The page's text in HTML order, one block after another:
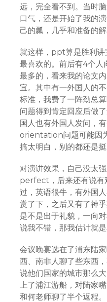
远，完全看不到。当时
口气，还是开始了我的
己的瓢，几乎和准备的解
就这样，ppt算是胜利讲
最喜欢的。前后有4个人
最多的，看来我的论文
宜。其中有一外国人的
标准，我费了一阵劲总
问题得到肯定回应后做
国人也有外国人发问，
orientation问题可能因
搞太明白，别的都还是挺
对演讲效果，自己没太
perfect，后来还有说有
过，英语很牛，有外国
赏了下，之后又有了神
是不是出于礼貌，一向
说我不错，那我估计就
会议晚宴选在了浦东陆
西、南非人聊了些东西
说他们国家的城市那么
上了浦江游船，对陆家
和何老师聊了半个返程。